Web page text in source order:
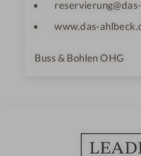
www.das-
Buss & Bohlen OHG